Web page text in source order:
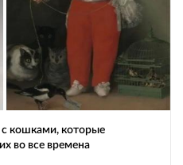
с кошками, которые
во все времена